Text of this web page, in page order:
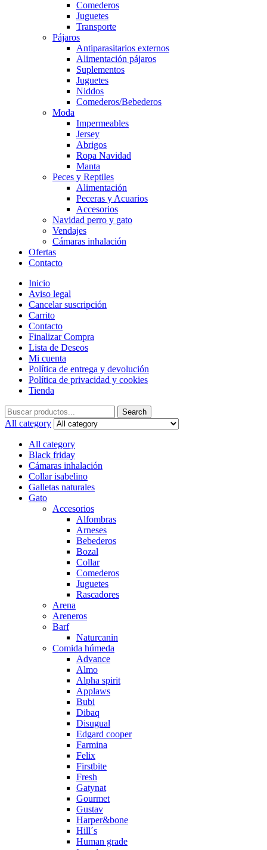
Comederos
Juguetes
Transporte
Pájaros
Antiparasitarios externos
Alimentación pájaros
Suplementos
Juguetes
Niddos
Comederos/Bebederos
Moda
Impermeables
Jersey
Abrigos
Ropa Navidad
Manta
Peces y Reptiles
Alimentación
Peceras y Acuarios
Accesorios
Navidad perro y gato
Vendajes
Cámaras inhalación
Ofertas
Contacto
Inicio
Aviso legal
Cancelar suscripción
Carrito
Contacto
Finalizar Compra
Lista de Deseos
Mi cuenta
Política de entrega y devolución
Política de privacidad y cookies
Tienda
Search
for:
Search
All category
All category
Black friday
Cámaras inhalación
Collar isabelino
Galletas naturales
Gato
Accesorios
Alfombras
Arneses
Bebederos
Bozal
Collar
Comederos
Juguetes
Rascadores
Arena
Areneros
Barf
Naturcanin
Comida húmeda
Advance
Almo
Alpha spirit
Applaws
Bubi
Dibaq
Disugual
Edgard cooper
Farmina
Felix
Firstbite
Fresh
Gatynat
Gourmet
Gustav
Harper&bone
Hill´s
Human grade